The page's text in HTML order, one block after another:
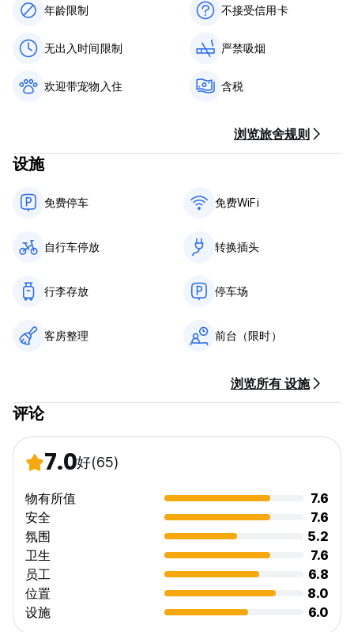
抵达时以现金付款。
不含早餐。
没有宵禁。
我们不接受 18 岁以下的顾客。
最长停留期限为 14 天。 (Auto-translated from original
language)
年龄限制 不接受信用卡
无出入时间限制 严禁吸烟
欢迎带宠物入住 含税
浏览旅舍规则
设施
免费停车 免费WiFi
自行车停放 转换插头
行李存放 停车场
客房整理 前台（限时）
浏览所有 设施
评论
7.0好(65)
物有所值
7.6
安全
7.6
氛围
5.2
卫生
7.6
员工
6.8
位置
8.0
设施
6.0